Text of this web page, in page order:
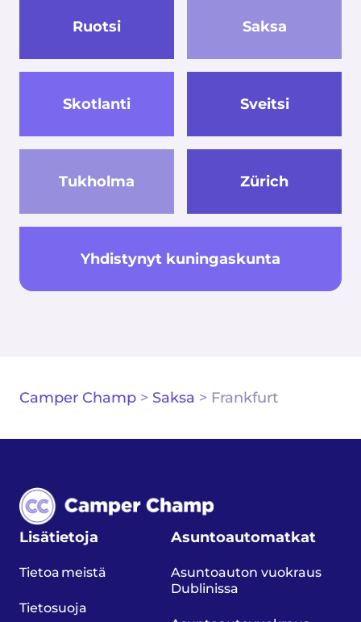
Ruotsi Saksa
Skotlanti Sveitsi
Tukholma
Yhdistynyt kuningaskunta
Zürich
Camper Champ > Saksa > Frankfurt
Lisätietoja
Tietoa meistä
Tietosuoja
Asuntoautomatkat
Asuntoauton vuokraus
Dublinissa